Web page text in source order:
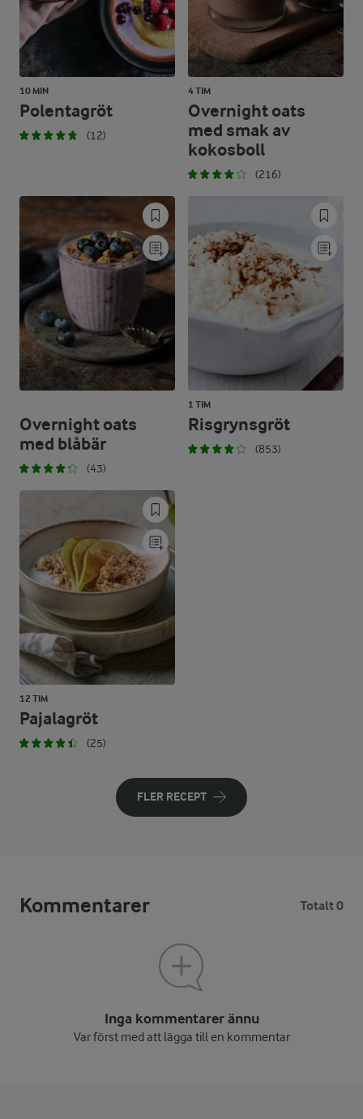
10 MIN
Polentagröt
(12)
4 TIM
Overnight oats
med smak av
kokosboll
(216)
Overnight oats
med blåbär
(43)
1 TIM
Risgrynsgröt
(853)
12 TIM
Pajalagröt
(25)
FLER RECEPT
Kommentarer Totalt 0
Inga kommentarer ännu
Var först med att lägga till en kommentar